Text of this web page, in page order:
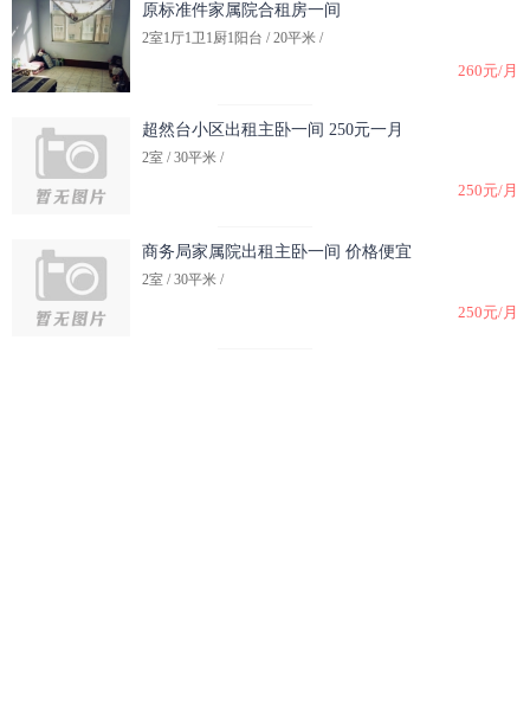
原标准件家属院合租房一间
2室1厅1卫1厨1阳台 / 20平米 /
260元/月
超然台小区出租主卧一间 250元一月
2室 / 30平米 /
250元/月
商务局家属院出租主卧一间 价格便宜
2室 / 30平米 /
250元/月